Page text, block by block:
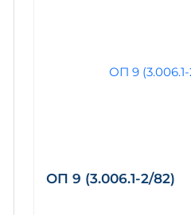
ОП 9 (3.006.1-2/82)